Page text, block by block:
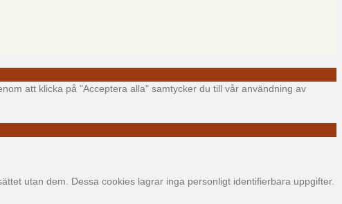
att klicka på "Acceptera alla" samtycker du till vår användning av
utan dem. Dessa cookies lagrar inga personligt identifierbara uppgifter.